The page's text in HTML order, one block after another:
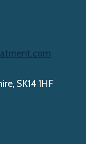
SK14 1HF